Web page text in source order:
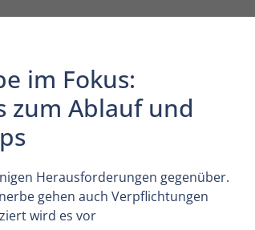
im Fokus:
zum Ablauf und
Herausforderungen gegenüber.
gehen auch Verpflichtungen
wird es vor